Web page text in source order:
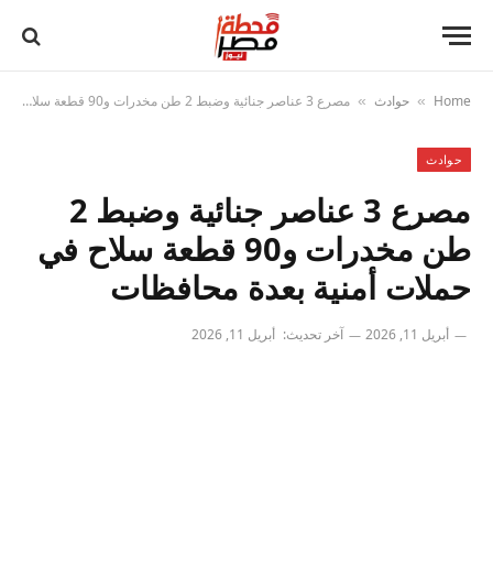
Home
» حوادث » مصرع 3 عناصر جنائية وضبط 2 طن مخدرات و90 قطعة سلاح في حملات أمنية بعدة محافظات
حوادث
مصرع 3 عناصر جنائية وضبط 2
طن مخدرات و90 قطعة سلاح في
حملات أمنية بعدة محافظات
أبريل 11, 2026 آخر تحديث: أبريل 11, 2026